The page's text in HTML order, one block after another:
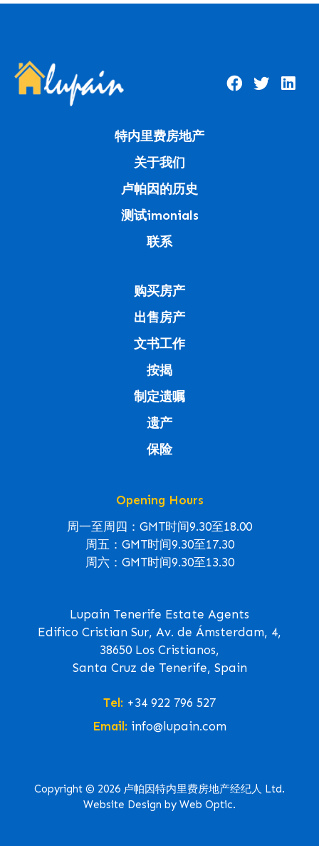
特内里费房地产
关于我们
卢帕因的历史
测试imonials
联系
购买房产
出售房产
文书工作
按揭
制定遗嘱
遗产
保险
Opening Hours
周一至周四：GMT时间9.30至18.00
周五：GMT时间9.30至17.30
周六：GMT时间9.30至13.30
Lupain Tenerife Estate Agents
Edifico Cristian Sur, Av. de Ámsterdam, 4,
38650 Los Cristianos,
Santa Cruz de Tenerife, Spain
Tel: +34 922 796 527
Email: info@lupain.com
Copyright © 2026 卢帕因特内里费房地产经纪人 Ltd.
Website Design by Web Optic.